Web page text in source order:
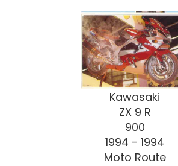
Kawasaki
ZX 9 R
900
1994 - 1994
Moto Route